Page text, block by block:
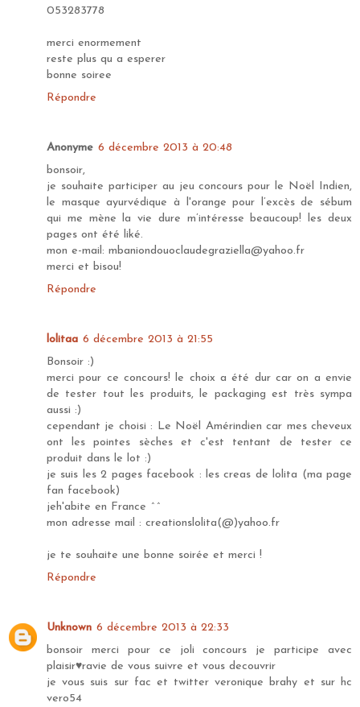
053283778
merci enormement
reste plus qu a esperer
bonne soiree
Répondre
Anonyme 6 décembre 2013 à 20:48
bonsoir,
je souhaite participer au jeu concours pour le Noël Indien,
le masque ayurvédique à l'orange pour l’excès de sébum
qui me mène la vie dure m’intéresse beaucoup! les deux
pages ont été liké.
mon e-mail: mbaniondouoclaudegraziella@yahoo.fr
merci et bisou!
Répondre
lolitaa 6 décembre 2013 à 21:55
Bonsoir :)
merci pour ce concours! le choix a été dur car on a envie
de tester tout les produits, le packaging est très sympa
aussi :)
cependant je choisi : Le Noël Amérindien car mes cheveux
ont les pointes sèches et c'est tentant de tester ce
produit dans le lot :)
je suis les 2 pages facebook : les creas de lolita (ma page
fan facebook)
jeh'abite en France ^^
mon adresse mail : creationslolita(@)yahoo.fr
je te souhaite une bonne soirée et merci !
Répondre
Unknown 6 décembre 2013 à 22:33
bonsoir merci pour ce joli concours je participe avec
plaisir♥ravie de vous suivre et vous decouvrir
je vous suis sur fac et twitter veronique brahy et sur hc
vero54